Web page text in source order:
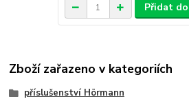
Přidat
Zboží zařazeno v kategoriích
příslušenství Hörmann